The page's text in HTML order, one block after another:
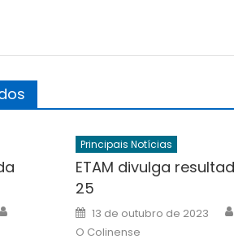
Principais Notícias
ETAM divulga
25
Posted
on
13 de outubro de 2023
O Colinense